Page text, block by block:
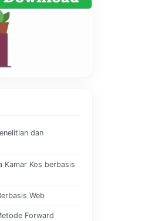
dan
Kamar Kos berbasis
Web
Forward